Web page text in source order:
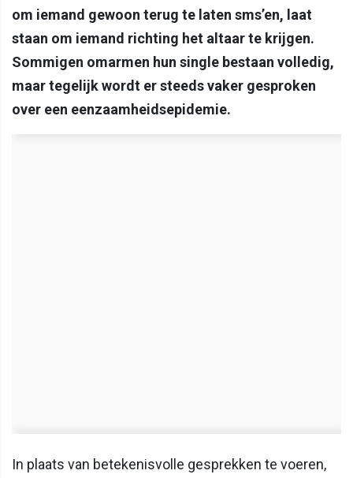
om iemand gewoon terug te laten sms’en, laat
staan om iemand richting het altaar te krijgen.
Sommigen omarmen hun single bestaan volledig,
maar tegelijk wordt er steeds vaker gesproken
over een eenzaamheidsepidemie.
In plaats van betekenisvolle gesprekken te voeren,